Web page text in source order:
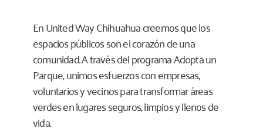
En United Way Chihuahua creemos que los
espacios públicos son el corazón de una
comunidad. A través del programa Adopta un
Parque, unimos esfuerzos con empresas,
voluntarios y vecinos para transformar áreas
verdes en lugares seguros, limpios y llenos de
vida.